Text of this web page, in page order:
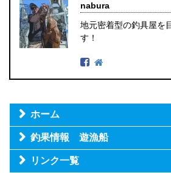
nabura
地元密着型の釣具屋を
す！
ホーム
釣果情報 遊漁船
リンク一覧